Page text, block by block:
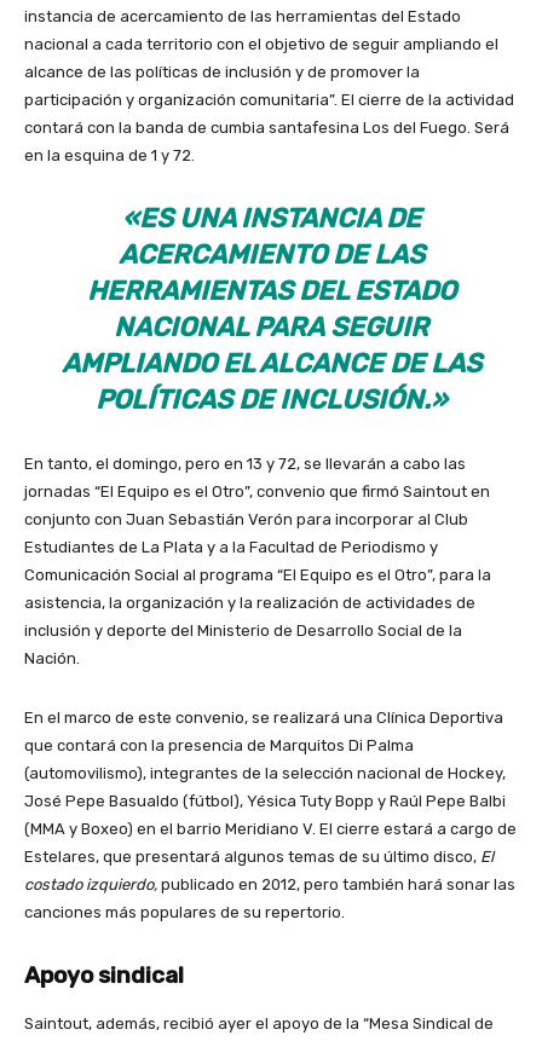
instancia de acercamiento de las herramientas del Estado
nacional a cada territorio con el objetivo de seguir ampliando el
alcance de las políticas de inclusión y de promover la
participación y organización comunitaria”. El cierre de la actividad
contará con la banda de cumbia santafesina Los del Fuego. Será
en la esquina de 1 y 72.
«ES UNA INSTANCIA DE
ACERCAMIENTO DE LAS
HERRAMIENTAS DEL ESTADO
NACIONAL PARA SEGUIR
AMPLIANDO EL ALCANCE DE LAS
POLÍTICAS DE INCLUSIÓN.»
En tanto, el domingo, pero en 13 y 72, se llevarán a cabo las
jornadas “El Equipo es el Otro”, convenio que firmó Saintout en
conjunto con Juan Sebastián Verón para incorporar al Club
Estudiantes de La Plata y a la Facultad de Periodismo y
Comunicación Social al programa “El Equipo es el Otro”, para la
asistencia, la organización y la realización de actividades de
inclusión y deporte del Ministerio de Desarrollo Social de la
Nación.
En el marco de este convenio, se realizará una Clínica Deportiva
que contará con la presencia de Marquitos Di Palma
(automovilismo), integrantes de la selección nacional de Hockey,
José Pepe Basualdo (fútbol), Yésica Tuty Bopp y Raúl Pepe Balbi
(MMA y Boxeo) en el barrio Meridiano V. El cierre estará a cargo de
Estelares, que presentará algunos temas de su último disco, El
costado izquierdo, publicado en 2012, pero también hará sonar las
canciones más populares de su repertorio.
Apoyo sindical
Saintout, además, recibió ayer el apoyo de la “Mesa Sindical de